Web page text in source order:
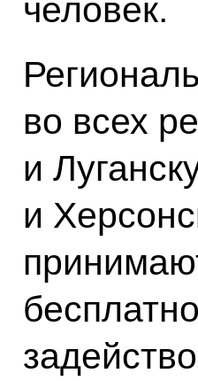
человек.
во всех
и
и